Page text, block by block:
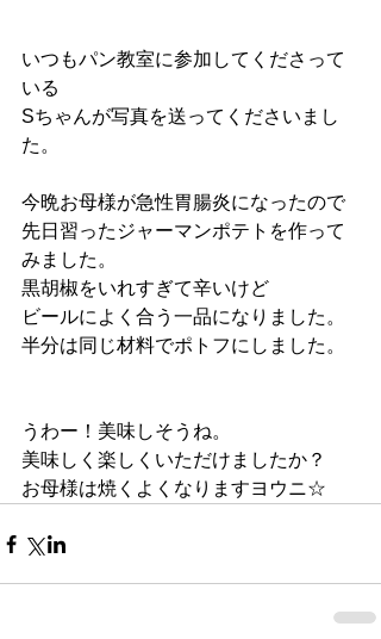
いつもパン教室に参加してくださって
いる
Sちゃんが写真を送ってくださいまし
た。
今晩お母様が急性胃腸炎になったので
先日習ったジャーマンポテトを作って
みました。
黒胡椒をいれすぎて辛いけど
ビールによく合う一品になりました。
半分は同じ材料でポトフにしました。
うわー！美味しそうね。
美味しく楽しくいただけましたか？
お母様は焼くよくなりますヨウニ☆